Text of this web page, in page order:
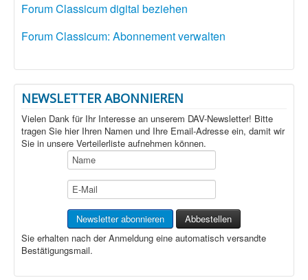
Forum Classicum digital beziehen
Forum Classicum: Abonnement verwalten
NEWSLETTER ABONNIEREN
Vielen Dank für Ihr Interesse an unserem DAV-Newsletter! Bitte
tragen Sie hier Ihren Namen und Ihre Email-Adresse ein, damit wir
Sie in unsere Verteilerliste aufnehmen können.
Sie erhalten nach der Anmeldung eine automatisch versandte
Bestätigungsmail.